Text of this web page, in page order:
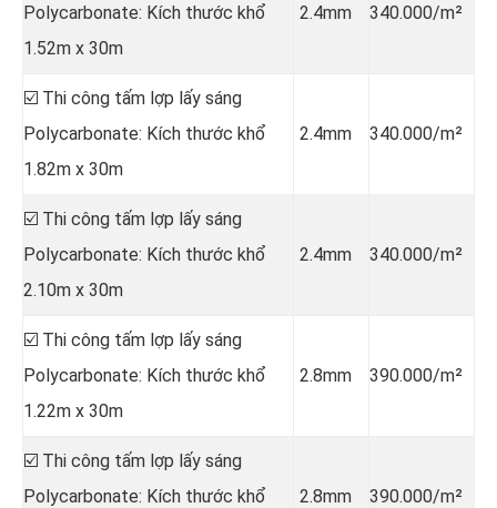
Polycarbonate: Kích thước khổ
1.52m x 30m
2.4mm 340.000/m²
☑️ Thi công tấm lợp lấy sáng
Polycarbonate: Kích thước khổ
1.82m x 30m
2.4mm 340.000/m²
☑️ Thi công tấm lợp lấy sáng
Polycarbonate: Kích thước khổ
2.10m x 30m
2.4mm 340.000/m²
☑️ Thi công tấm lợp lấy sáng
Polycarbonate: Kích thước khổ
1.22m x 30m
2.8mm 390.000/m²
☑️ Thi công tấm lợp lấy sáng
Polycarbonate: Kích thước khổ
2.8mm 390.000/m²